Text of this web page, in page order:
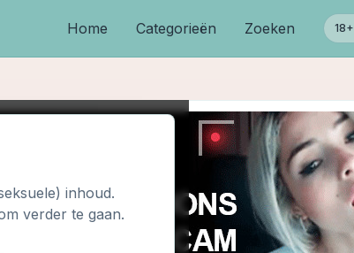
Home Categorieën Zoeken 18+
inhoud.
verder te gaan.